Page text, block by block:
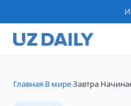
Главная›В мире›Завтра